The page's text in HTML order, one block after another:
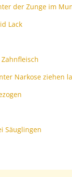
der Zunge im
Lack
Narkose ziehen
Säuglingen